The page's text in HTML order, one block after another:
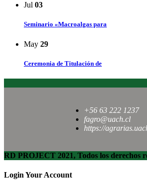
Jul 03
Seminario «Macroalgas para
May 29
Ceremonia de Titulación de
+56 63 222 1237
fagro@uach.cl
https://
RD PROJECT 2021, Todos los derechos
Login Your Account